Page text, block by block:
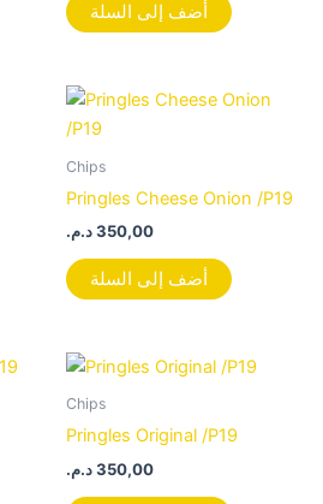
أضف إلى السلة
Chips
Pringles Cheese Onion /P19
350,00د.م.
أضف إلى السلة
Chips
Pringles Original /P19
350,00د.م.